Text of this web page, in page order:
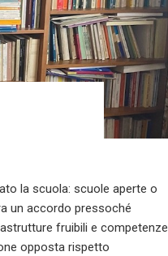
la scuola: scuole aperte o
un accordo pressoché
fruibili e competenze
opposta rispetto